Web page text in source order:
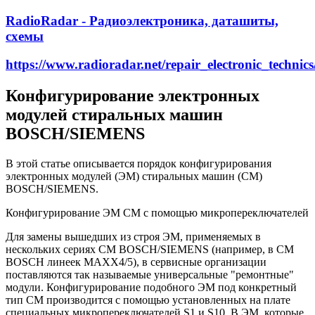
RadioRadar - Радиоэлектроника, даташиты,
схемы
https://www.radioradar.net/
Конфигурирование электронных
модулей стиральных машин
BOSCH/SIEMENS
В этой статье описывается порядок конфигурирования
электронных модулей (ЭМ) стиральных машин (СМ)
BOSCH/SIEMENS.
Конфигурирование ЭМ СМ с помощью микропереключателей
Для замены вышедших из строя ЭМ, применяемых в
нескольких сериях СМ BOSCH/SIEMENS (например, в СМ
BOSCH линеек MAXX4/5), в сервисные организации
поставляются так называемые универсальные "ремонтные"
модули. Конфигурирование подобного ЭМ под конкретный
тип СМ производится с помощью установленных на плате